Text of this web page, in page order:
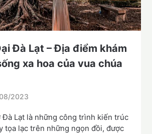
Đà Lạt – Địa điểm khám
xa hoa của vua chúa
2023
Đà Lạt là những công trình kiến trúc
tọa lạc trên những ngọn đồi, được